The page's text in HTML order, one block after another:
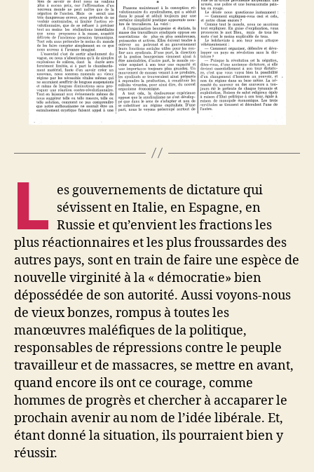
L es gouvernements de dictature qui
sévissent en Italie, en Espagne, en
Russie et qu’envient les fractions les
plus réactionnaires et les plus froussardes des
autres pays, sont en train de faire une espèce de
nouvelle virginité à la « démocratie» bien
dépossédée de son autorité. Aussi voyons-nous
de vieux bonzes, rompus à toutes les
manœuvres maléfiques de la politique,
responsables de répressions contre le peuple
travailleur et de massacres, se mettre en avant,
quand encore ils ont ce courage, comme
hommes de progrès et chercher à accaparer le
prochain avenir au nom de l’idée libérale. Et,
étant donné la situation, ils pourraient bien y
réussir.